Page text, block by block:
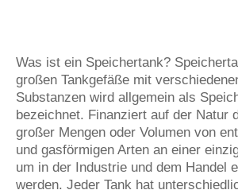
Was ist ein Speichertank?
großen Tankgefäße mit
Substanzen wird allgemein als
bezeichnet. Finanziert auf der Natur
großer Mengen oder Volumen von
und gasförmigen Arten an einer
um in der Industrie und dem Handel
werden. Jeder Tank hat